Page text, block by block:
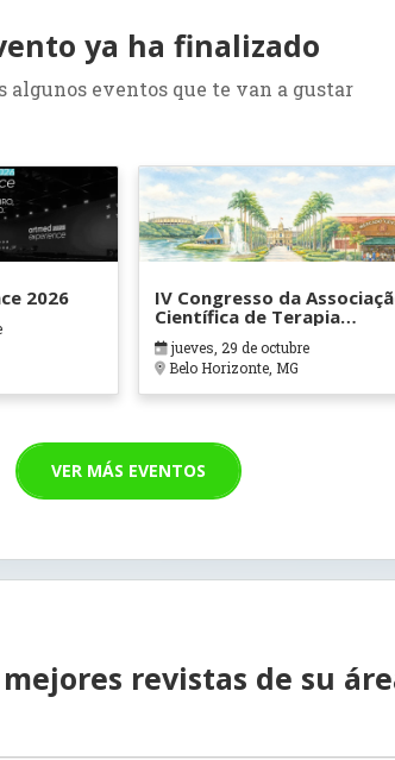
ya ha finalizado
algunos eventos que te van a gustar
2026
IV Congresso da
Científica de Terapia
Ocupacional em Contextos
Hospitalares e Cuidados
Paliativos - ATOHOSP
jueves, 29 de octubre
Belo Horizonte, MG
VER MÁS EVENTOS
revistas de su